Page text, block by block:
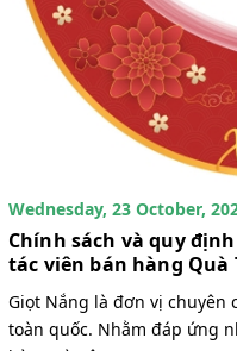
Wednesday, 23 October,
Chính sách và quy
tác viên bán hàng Quà
Giọt Nắng là đơn vị chuyên
toàn quốc. Nhằm đáp ứng